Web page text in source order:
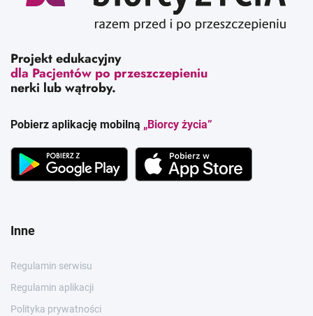
Projekt edukacyjny
dla Pacjentów po przeszczepieniu
nerki lub wątroby.
Pobierz aplikację mobilną „Biorcy życia”
Inne
Regulamin serwisu
Regulamin aplikacji
Polityka prywatności